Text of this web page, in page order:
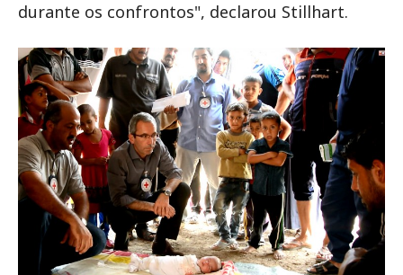
durante os confrontos", declarou Stillhart.